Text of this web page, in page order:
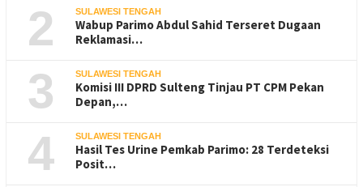
2 SULAWESI TENGAH
Wabup Parimo Abdul Sahid Terseret Dugaan
Reklamasi…
3 SULAWESI TENGAH
Komisi III DPRD Sulteng Tinjau PT CPM Pekan
Depan,…
4 SULAWESI TENGAH
Hasil Tes Urine Pemkab Parimo: 28 Terdeteksi
Posit…